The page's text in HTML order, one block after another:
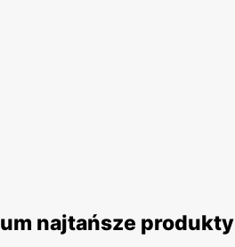
najtańsze produkty